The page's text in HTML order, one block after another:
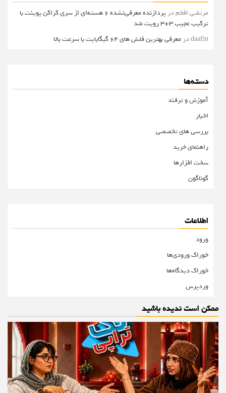
مرتضی افخمدر
پردازنده معرفی‌نشده 6 هسته‌ای از سری کراکن پوینت با
ترکیب عجیب 3+3 رویت شد
daafinدر معرفی بهترین فلش های 64 گیگابایت با سرعت بالا
دسته‌ها
آموزش و ترفند
اخبار
بررسی های تخصصی
راهنمای خرید
سخت افزارها
گوناگون
اطلاعات
ورود
خوراک ورودی‌ها
خوراک دیدگاه‌ها
وردپرس
ممکن است ندیده باشید